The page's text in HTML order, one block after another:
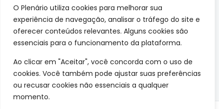
O Plenário utiliza cookies para melhorar sua
experiência de navegação, analisar o tráfego do site e
oferecer conteúdos relevantes. Alguns cookies são
essenciais para o funcionamento da plataforma.
Ao clicar em "Aceitar", você concorda com o uso de
cookies. Você também pode ajustar suas preferências
ou recusar cookies não essenciais a qualquer
momento.
Fale conosco
Av. Lauro Sodré, 1259. Olaria – Porto Velho (RO)
CEP: 76801-289